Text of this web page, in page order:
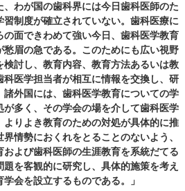
わが国の歯科界には今日歯科医師のた
制度が確立されていない。歯科医療に
面できわめて強い今日、歯科医学教育
眉の急である。このためにも広い視野
討し、教育内容、教育方法あるいは教
医学担当者が相互に情報を交換し、研
外国には、歯科医学教育についての学
多く、その学会の場を介して歯科医学
りよき教育のための対処が具体的に推
情勢におくれをとることのないよう、
よび歯科医師の生涯教育を系統だてる
を客観的に研究し、具体的施策を考え
会を設立するものである。」